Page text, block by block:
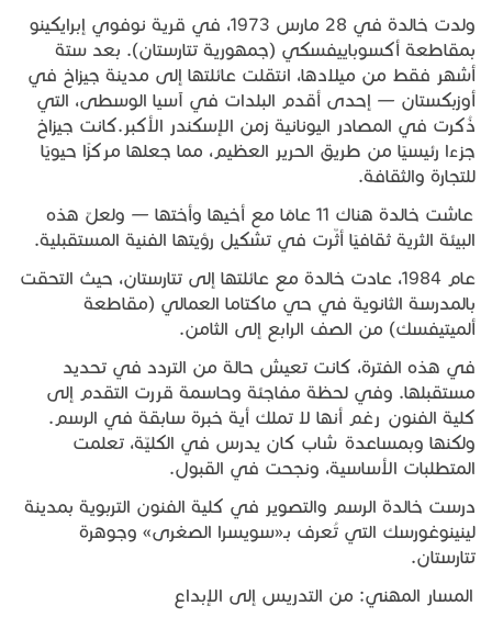
ولدت خالدة في 28 مارس 1973، في قرية نوفوي إبرايكينو
بمقاطعة أكسوباييفسكي (جمهورية تتارستان). بعد ستة
أشهر فقط من ميلادها، انتقلت عائلتها إلى مدينة جيزاخ في
أوزبكستان — إحدى أقدم البلدات في آسيا الوسطى، التي
ذُكرت في المصادر اليونانية زمن الإسكندر الأكبر.كانت جيزاخ
جزءا رئيسيًا من طريق الحرير العظيم، مما جعلها مركزًا حيويًا
للتجارة والثقافة.
عاشت خالدة هناك 11 عامًا مع أخيها وأختها — ولعلّ هذه
البيئة الثرية ثقافيًا أثّرت في تشكيل رؤيتها الفنية المستقبلية.
عام 1984، عادت خالدة مع عائلتها إلى تتارستان، حيث التحقت
بالمدرسة الثانوية في حي ماكتاما العمالي (مقاطعة
ألميتيفسك) من الصف الرابع إلى الثامن.
في هذه الفترة، كانت تعيش حالة من التردد في تحديد
مستقبلها. وفي لحظة مفاجئة وحاسمة قررت التقدم إلى
كلية الفنون رغم أنها لا تملك أية خبرة سابقة في الرسم.
ولكنها وبمساعدة شاب كان يدرس في الكليّة، تعلمت
المتطلبات الأساسية، ونجحت في القبول.
درست خالدة الرسم والتصوير في كلية الفنون التربوية بمدينة
لينينوغورسك التي تُعرف بـ«سويسرا الصغرى» وجوهرة
تتارستان.
المسار المهني: من التدريس إلى الإبداع